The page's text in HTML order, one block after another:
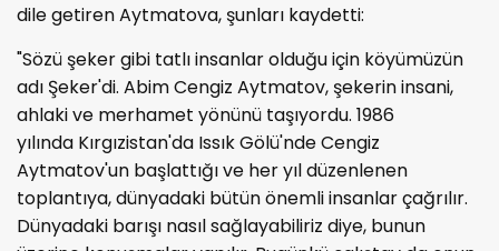
dile getiren Aytmatova, şunları kaydetti:
"Sözü şeker gibi tatlı insanlar olduğu için köyümüzün
adı Şeker'di. Abim Cengiz Aytmatov, şekerin insani,
ahlaki ve merhamet yönünü taşıyordu. 1986
yılında Kırgızistan'da Issık Gölü'nde Cengiz
Aytmatov'un başlattığı ve her yıl düzenlenen
toplantıya, dünyadaki bütün önemli insanlar çağrılır.
Dünyadaki barışı nasıl sağlayabiliriz diye, bunun